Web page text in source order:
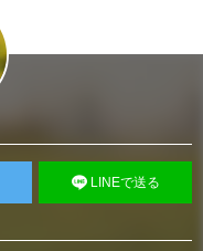
LINEで送る